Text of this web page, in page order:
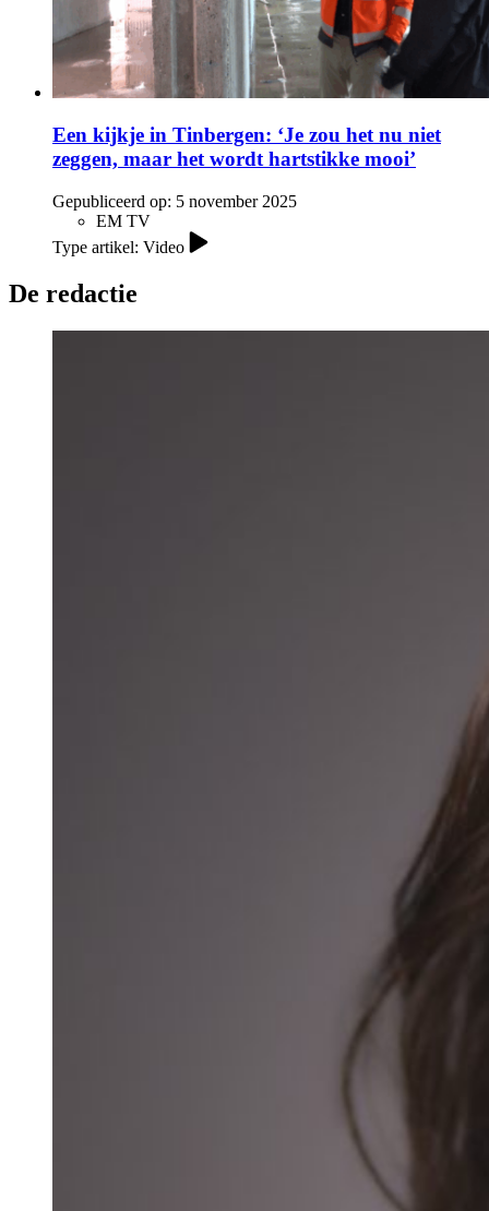
Een kijkje in Tinbergen: ‘Je zou het nu niet
zeggen, maar het wordt hartstikke mooi’
Gepubliceerd op: 5 november 2025
EM TV
Type artikel: Video
De redactie